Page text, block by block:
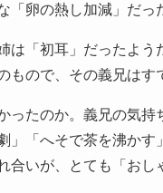
「卵の熱し加減」だっ
「初耳」だったよう
もので、その義兄はす
たのか。義兄の気持
」「へそで茶を沸か
合いが、とても「おし